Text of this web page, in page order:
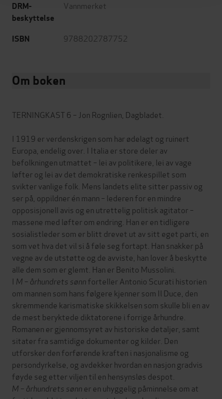
DRM-
beskyttelse
Vannmerket
ISBN 9788202787752
Om boken
TERNINGKAST 6 – Jon Rognlien, Dagbladet.
I 1919 er verdenskrigen som har ødelagt og ruinert
Europa, endelig over. I Italia er store deler av
befolkningen utmattet – lei av politikere, lei av vage
løfter og lei av det demokratiske renkespillet som
svikter vanlige folk. Mens landets elite sitter passiv og
ser på, oppildner én mann – lederen for en mindre
opposisjonell avis og en utrettelig politisk agitator –
massene med løfter om endring. Han er en tidligere
sosialistleder som er blitt drevet ut av sitt eget parti, en
som vet hva det vil si å føle seg fortapt. Han snakker på
vegne av de utstøtte og de avviste, han lover å beskytte
alle dem som er glemt. Han er Benito Mussolini.
I M – århundrets sønn forteller Antonio Scurati historien
om mannen som hans følgere kjenner som Il Duce, den
skremmende karismatiske skikkelsen som skulle bli en av
de mest beryktede diktatorene i forrige århundre.
Romanen er gjennomsyret av historiske detaljer, samt
sitater fra samtidige dokumenter og kilder. Den
utforsker den forførende kraften i nasjonalisme og
persondyrkelse, og avdekker hvordan en nasjon gradvis
føyde seg etter viljen til en hensynsløs despot.
M – århundrets sønn er en uhyggelig påminnelse om at